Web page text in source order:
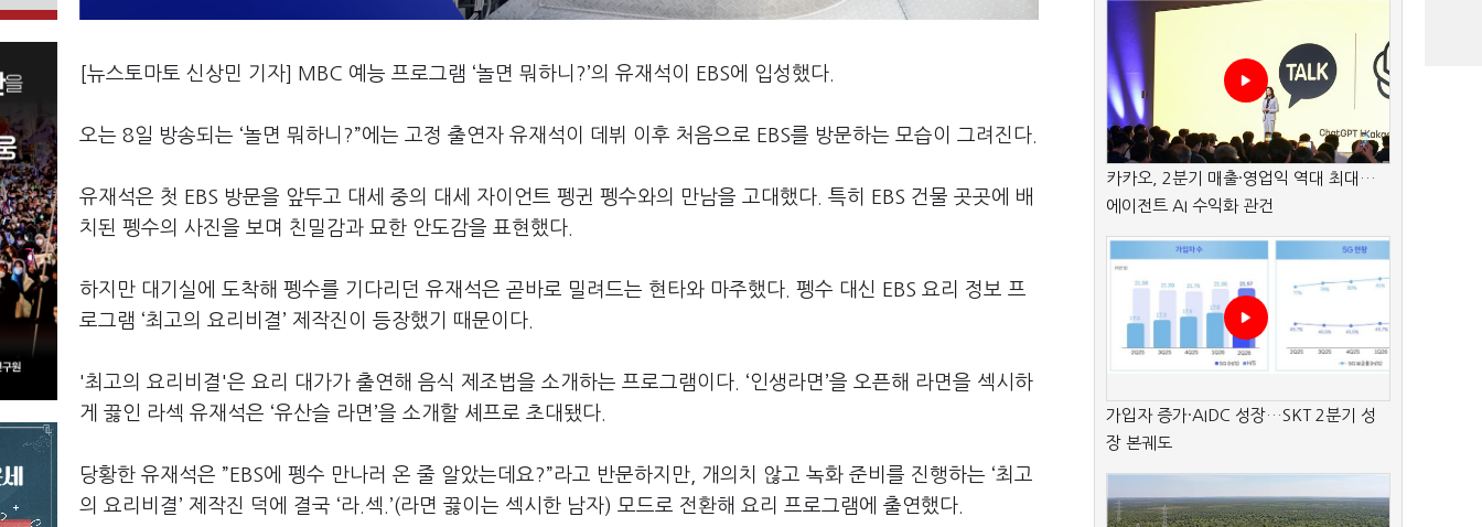
[뉴스토마토 신상민 기자] MBC 예능 프로그램 ‘놀면 뭐하니 ?’의 유재석이 EBS에 입성했다
오는 8일 방송되는 ‘놀면 뭐하니 ?”에는 고정 출연자 유재석이 데뷔 이후 처음으로 EBS를 방문하는 모습이 그려진다
유재석은 첫 EBS 방문을 앞두고 대세 중의 대세 자이언트 펭귄 펭수와의 만남을 고대했다 특히 EBS 건물 곳곳에 배
치된 펭수의 사진을 보며 친밀감과 묘한 안도감을 표현했다
하지만 대기실에 도착해 펭수를 기다리던 유재석은 곧바로 밀려드는 현타와 마주했다 펭수 대신 EBS 요리 정보 프
로그램 ‘최고의 요리비결’ 제작진이 등장했기 때문이다
'최고의 요리비결'은 요리 대가가 출연해 음식 제조법을 소개하는 프로그램이다 . ‘인생라면’을 오픈해 라면을 섹시하
게 끓인 라섹 유재석은 ‘유산슬 라면’을 소개할 셰프로 초대됐다
당황한 유재석은 ”EBS에 펭수 만나러 온 줄 알았는데요?”라고 반문하지만 개의치 않고 녹화 준비를 진행하는 ‘최고
의 요리비결’ 제작진 덕에 결국 ‘라 섹 .’(라면 끓이는 섹시한 남자) 모드로 전환해 요리 프로그램에 출연했다
카카오, 2분기 매출·영업익 역대 최대…
에이전트 AI 수익화 관건
가입자 증가·AIDC 성장…SKT 2분기 성
장 본궤도